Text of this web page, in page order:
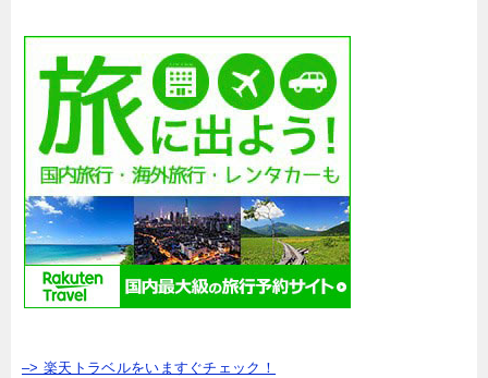
–> 楽天トラベルをいますぐチェック！